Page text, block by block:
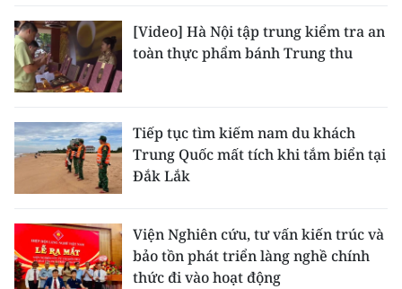
[Video] Hà Nội tập trung kiểm tra an
toàn thực phẩm bánh Trung thu
Tiếp tục tìm kiếm nam du khách
Trung Quốc mất tích khi tắm biển tại
Đắk Lắk
Viện Nghiên cứu, tư vấn kiến trúc và
bảo tồn phát triển làng nghề chính
thức đi vào hoạt động